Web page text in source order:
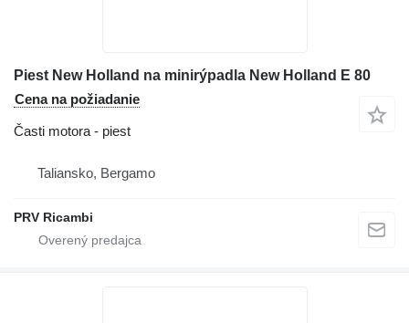
Piest New Holland na minirýpadla New Holland E 80
Cena na požiadanie
Časti motora - piest
Taliansko, Bergamo
PRV Ricambi